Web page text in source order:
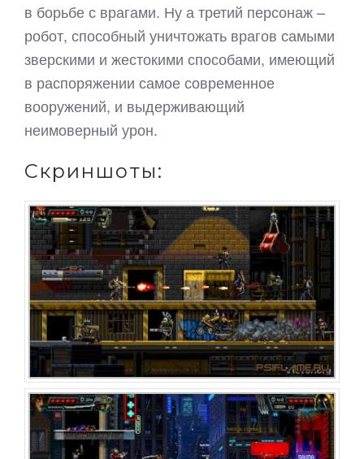
в борьбе с врагами. Ну а третий персонаж –
робот, способный уничтожать врагов самыми
зверскими и жестокими способами, имеющий
в распоряжении самое современное
вооружений, и выдерживающий
неимоверный урон.
Скриншоты: